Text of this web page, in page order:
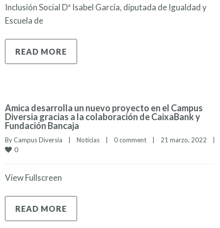
Inclusión Social Dª Isabel García, diputada de Igualdad y
Escuela de
READ MORE
Amica desarrolla un nuevo proyecto en el Campus
Diversia gracias a la colaboración de CaixaBank y
Fundación Bancaja
By Campus Diversia Noticias 0 comment 21 marzo, 2022
0
View Fullscreen
READ MORE